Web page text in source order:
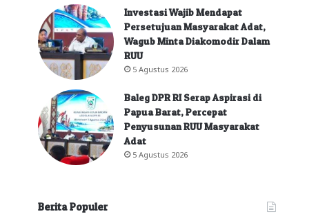
Investasi Wajib Mendapat
Persetujuan Masyarakat Adat,
Wagub Minta Diakomodir Dalam
RUU
5 Agustus 2026
Baleg DPR RI Serap Aspirasi di
Papua Barat, Percepat
Penyusunan RUU Masyarakat
Adat
5 Agustus 2026
Berita Populer